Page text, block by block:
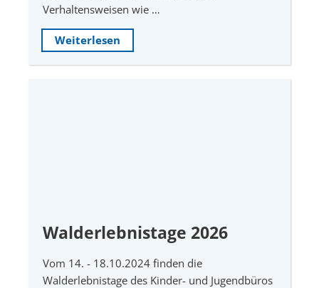
Verhaltensweisen wie …
Weiterlesen
Walderlebnistage 2026
Vom 14. - 18.10.2024 finden die
Walderlebnistage des Kinder- und Jugendbüros